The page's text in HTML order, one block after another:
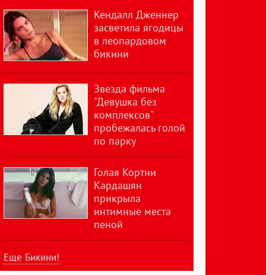
Кендалл Дженнер
засветила ягодицы
в леопардовом
бикини
Звезда фильма
"Девушка без
комплексов"
пробежалась голой
по парку
Голая Кортни
Кардашян
прикрыла
интимные места
пеной
Еще Бикини!